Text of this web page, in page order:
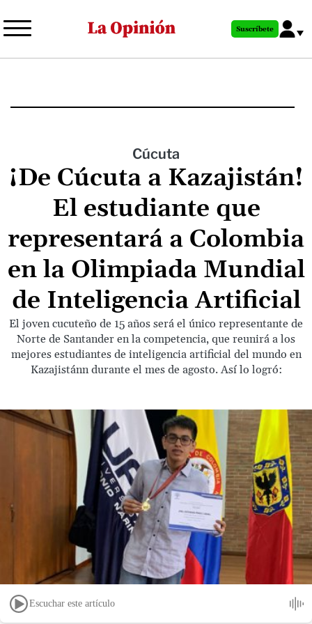
al
principal
Suscríbete
Cúcuta
¡De Cúcuta a Kazajistán!
El estudiante que
representará a Colombia
en la Olimpiada Mundial
de Inteligencia Artificial
El joven cucuteño de 15 años será el único representante de
Norte de Santander en la competencia, que reunirá a los
mejores estudiantes de inteligencia artificial del mundo en
Kazajistánn durante el mes de agosto. Así lo logró:
Escuchar este artículo